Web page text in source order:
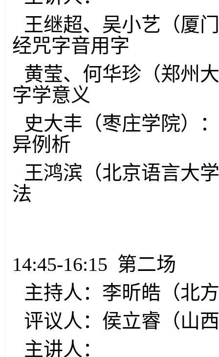
王继超、吴小艺（厦
经咒字音用字
黄莹、何华珍（郑州
字学意义
史大丰（枣庄学院）
异例析
王鸿滨（北京语言大
法
14:45-16:15 第二场
主持人：李昕皓（北
评议人：侯立睿（山
主讲人：